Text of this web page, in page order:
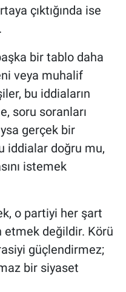
çıktığında ise
bir tablo daha
veya muhalif
bu iddiaların
soru soranları
gerçek bir
iddialar doğru mu,
istemek
o partiyi her şart
etmek değildir. Körü
güçlendirmez;
bir siyaset